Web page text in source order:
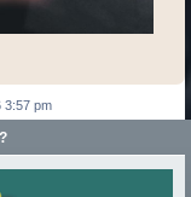
3:57 pm